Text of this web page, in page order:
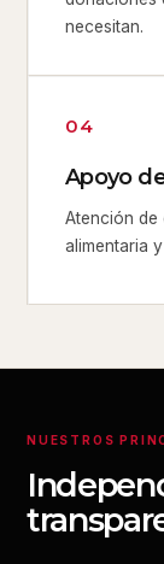
necesitan.
04
Apoyo
Atención de
alimentaria
NUESTROS